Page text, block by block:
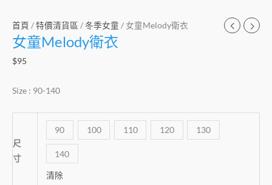
首頁 /特價清貨區 /冬季女童 / 女童Melody衛衣
女童Melody衛衣
$95
Size : 90-140
尺
寸
90 100 110 120 130
140
清除